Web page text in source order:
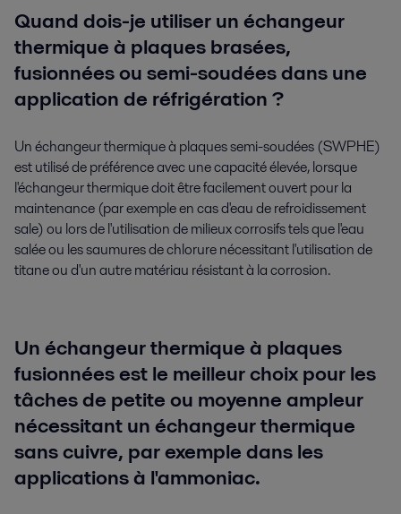
Quand dois-je utiliser un échangeur
thermique à plaques brasées,
fusionnées ou semi-soudées dans une
application de réfrigération ?
Un échangeur thermique à plaques semi-soudées (SWPHE)
est utilisé de préférence avec une capacité élevée, lorsque
l'échangeur thermique doit être facilement ouvert pour la
maintenance (par exemple en cas d'eau de refroidissement
sale) ou lors de l'utilisation de milieux corrosifs tels que l'eau
salée ou les saumures de chlorure nécessitant l'utilisation de
titane ou d'un autre matériau résistant à la corrosion.
Un échangeur thermique à plaques
fusionnées est le meilleur choix pour les
tâches de petite ou moyenne ampleur
nécessitant un échangeur thermique
sans cuivre, par exemple dans les
applications à l'ammoniac.